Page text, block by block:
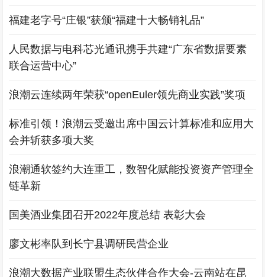
福建老字号“庄银”获颁“福建十大畅销礼品”
人民数据与电科芯光通讯携手共建“广东省数据要素
联合运营中心”
浪潮云连续两年荣获“openEuler领先商业实践”奖项
标准引领！浪潮云受邀出席中国云计算标准和应用大
会并斩获多项大奖
浪潮通软签约大连重工，数智化赋能投资资产管理全
链革新
国美酒业集团召开2022年度总结 表彰大会
廖文彬率队到长宁县调研民营企业
浪潮大数据产业联盟生态伙伴合作大会-云南站在昆